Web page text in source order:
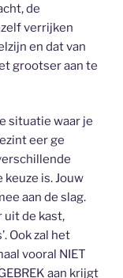
de
verrijken
en dat van
grootser aan te
situatie waar je
eer ge
keuze is. Jouw
aan de slag.
uit de kast,
Ook zal het
vooral NIET
aan krijgt